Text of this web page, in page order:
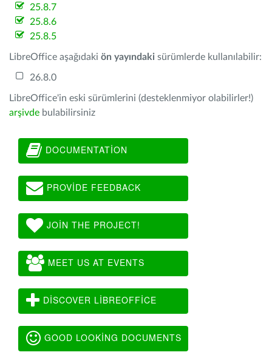
25.8.7
25.8.6
25.8.5
LibreOffice aşağıdaki ön yayındaki sürümlerde kullanılabilir:
26.8.0
LibreOffice'in eski sürümlerini (desteklenmiyor olabilirler!)
arşivde bulabilirsiniz
DOCUMENTATION
PROVIDE FEEDBACK
JOIN THE PROJECT!
MEET US AT EVENTS
DISCOVER LIBREOFFICE
GOOD LOOKING DOCUMENTS